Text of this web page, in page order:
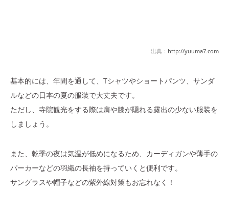
出典： http://yuuma7.com
基本的には、年間を通して、Tシャツやショートパンツ、サンダ
ルなどの日本の夏の服装で大丈夫です。
ただし、寺院観光をする際は肩や膝が隠れる露出の少ない服装を
しましょう。
また、乾季の夜は気温が低めになるため、カーディガンや薄手の
パーカーなどの羽織の長袖を持っていくと便利です。
サングラスや帽子などの紫外線対策もお忘れなく！